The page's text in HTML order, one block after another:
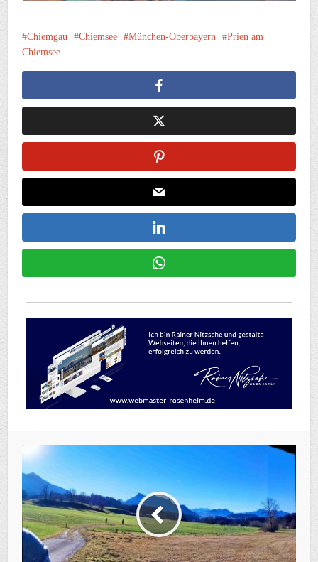
Chiemgau Chiemsee München-Oberbayern
Prien am
Chiemsee